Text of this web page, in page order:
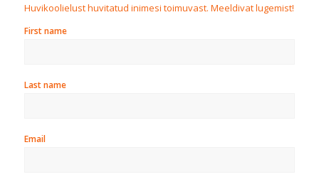
Huvikoolielust huvitatud inimesi toimuvast. Meeldivat lugemist!
First name
Last name
Email